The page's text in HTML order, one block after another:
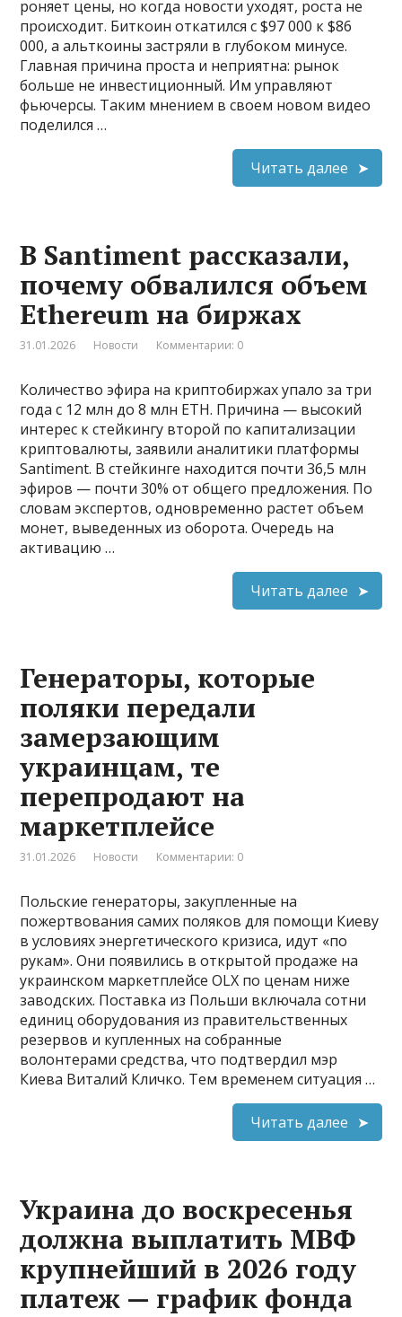
роняет цены, но когда новости уходят, роста не
происходит. Биткоин откатился с $97 000 к $86
000, а альткоины застряли в глубоком минусе.
Главная причина проста и неприятна: рынок
больше не инвестиционный. Им управляют
фьючерсы. Таким мнением в своем новом видео
поделился …
Читать далее
В Santiment рассказали,
почему обвалился объем
Ethereum на биржах
31.01.2026 Новости Комментарии: 0
Количество эфира на криптобиржах упало за три
года с 12 млн до 8 млн ETH. Причина — высокий
интерес к стейкингу второй по капитализации
криптовалюты, заявили аналитики платформы
Santiment. В стейкинге находится почти 36,5 млн
эфиров — почти 30% от общего предложения. По
словам экспертов, одновременно растет объем
монет, выведенных из оборота. Очередь на
активацию …
Читать далее
Генераторы, которые
поляки передали
замерзающим
украинцам, те
перепродают на
маркетплейсе
31.01.2026 Новости Комментарии: 0
Польские генераторы, закупленные на
пожертвования самих поляков для помощи Киеву
в условиях энергетического кризиса, идут «по
рукам». Они появились в открытой продаже на
украинском маркетплейсе OLX по ценам ниже
заводских. Поставка из Польши включала сотни
единиц оборудования из правительственных
резервов и купленных на собранные
волонтерами средства, что подтвердил мэр
Киева Виталий Кличко. Тем временем ситуация …
Читать далее
Украина до воскресенья
должна выплатить МВФ
крупнейший в 2026 году
платеж — график фонда